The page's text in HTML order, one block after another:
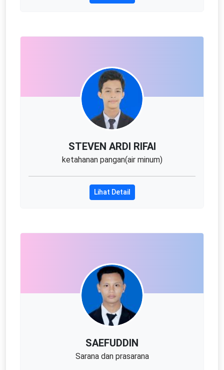
STEVEN ARDI RIFAI
ketahanan pangan(air minum)
Lihat Detail
SAEFUDDIN
Sarana dan prasarana